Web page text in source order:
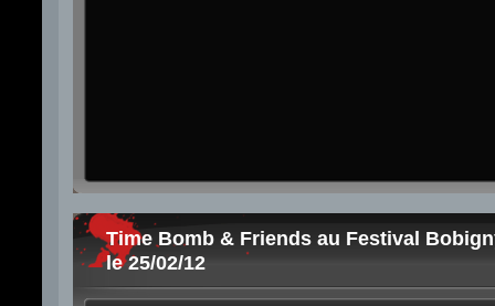
Time Bomb & Friends au Festival
le 25/02/12